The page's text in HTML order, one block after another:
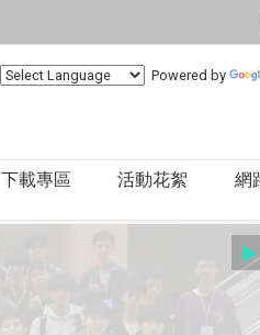
Powered by
下載專區 活動花絮 網